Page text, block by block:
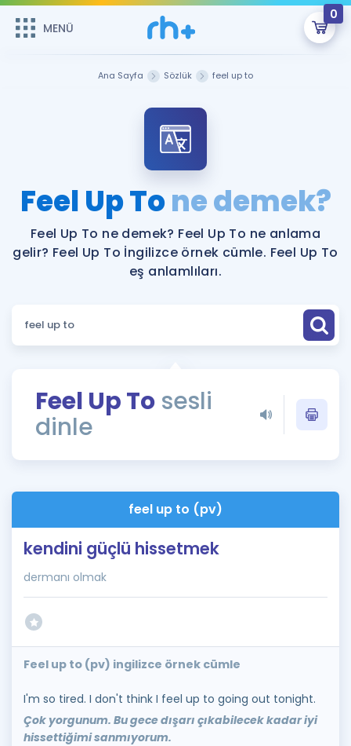
MENÜ
0
ÜYE DEĞİLİM
Sepetin Şu An Boş.
Remzi Hoca ile seni sınava hazırlayacak onlarca eğitim seni
bekliyor!
MENÜ
Katılımcı Görüşleri
Faydalı Araçlar
Sözlük
Rehberlik Aracı
ÖSYM Sınav Takvimi
İngilizce Gramer
Hakkımızda
Ana Sayfa Sözlük feel up to
Feel Up Tone demek?
Feel Up To ne demek? Feel Up To ne anlama
gelir? Feel Up To İngilizce örnek cümle. Feel Up To
eş anlamlıları.
Feel Up To sesli
dinle
feel up to (pv)
kendini güçlü hissetmek
dermanı olmak
Feel up to (pv) ingilizce örnek cümle
I'm so tired. I don't think I feel up to going out tonight.
Çok yorgunum. Bu gece dışarı çıkabilecek kadar iyi
hissettiğimi sanmıyorum.